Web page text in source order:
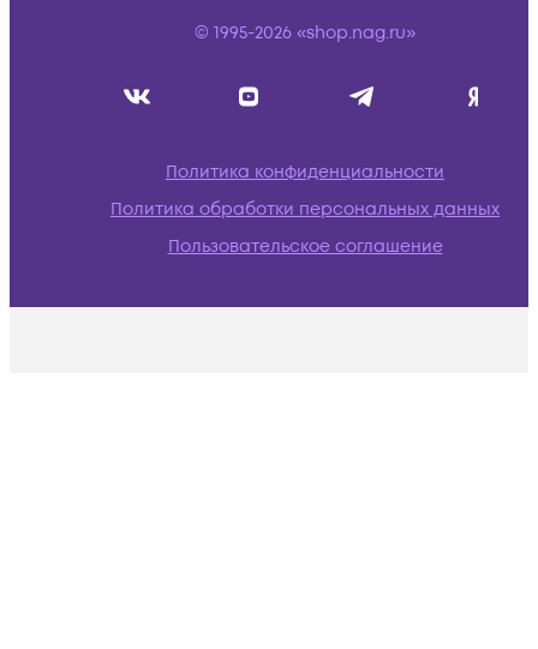
© 1995-2026 «shop.nag.ru»
Политика конфиденциальности
Политика обработки персональных данных
Пользовательское соглашение